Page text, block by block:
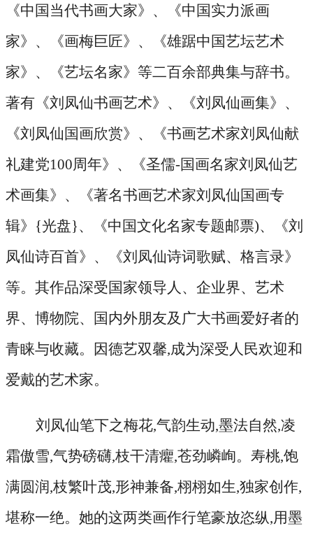
《中国当代书画大家》、《中国实力派画
家》、《画梅巨匠》、《雄踞中国艺坛艺术
家》、《艺坛名家》等二百余部典集与辞书。
著有《刘凤仙书画艺术》、《刘凤仙画集》、
《刘凤仙国画欣赏》、《书画艺术家刘凤仙献
礼建党100周年》、《圣儒-国画名家刘凤仙艺
术画集》、《著名书画艺术家刘凤仙国画专
辑》{光盘}、《中国文化名家专题邮票)、《刘
凤仙诗百首》、《刘凤仙诗词歌赋、格言录》
等。其作品深受国家领导人、企业界、艺术
界、博物院、国内外朋友及广大书画爱好者的
青睐与收藏。因德艺双馨,成为深受人民欢迎和
爱戴的艺术家。
刘凤仙笔下之梅花,气韵生动,墨法自然,凌
霜傲雪,气势磅礴,枝干清癯,苍劲嶙峋。寿桃,饱
满圆润,枝繁叶茂,形神兼备,栩栩如生,独家创作,
堪称一绝。她的这两类画作行笔豪放恣纵,用墨